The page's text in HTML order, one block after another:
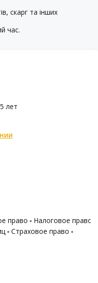
скарг та інших
час.
лет
право
Налоговое право
Страховое право